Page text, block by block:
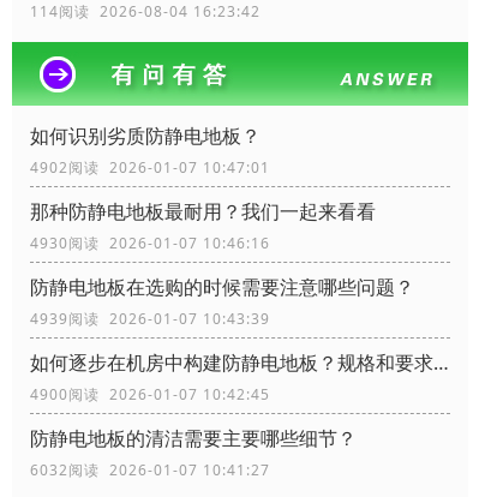
114阅读 2026-08-04 16:23:42
如何识别劣质防静电地板？
4902阅读 2026-01-07 10:47:01
那种防静电地板最耐用？我们一起来看看
4930阅读 2026-01-07 10:46:16
防静电地板在选购的时候需要注意哪些问题？
4939阅读 2026-01-07 10:43:39
如何逐步在机房中构建防静电地板？规格和要求？
4900阅读 2026-01-07 10:42:45
防静电地板的清洁需要主要哪些细节？
6032阅读 2026-01-07 10:41:27